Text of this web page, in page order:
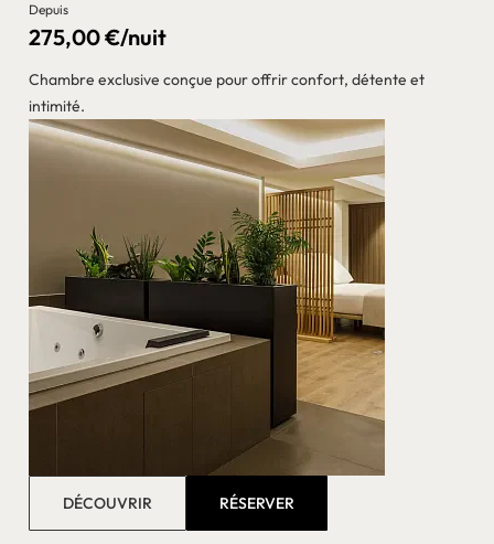
Depuis
275,00 €/nuit
Chambre exclusive conçue pour offrir confort, détente et
intimité.
DÉCOUVRIR RÉSERVER